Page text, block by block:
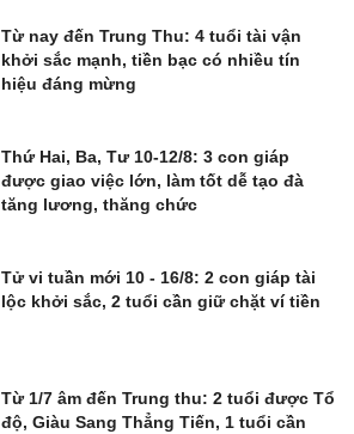
Từ nay đến Trung Thu: 4 tuổi tài vận
khởi sắc mạnh, tiền bạc có nhiều tín
hiệu đáng mừng
Thứ Hai, Ba, Tư 10-12/8: 3 con giáp
được giao việc lớn, làm tốt dễ tạo đà
tăng lương, thăng chức
Tử vi tuần mới 10 - 16/8: 2 con giáp tài
lộc khởi sắc, 2 tuổi cần giữ chặt ví tiền
Từ 1/7 âm đến Trung thu: 2 tuổi được Tổ
độ, Giàu Sang Thẳng Tiến, 1 tuổi cần